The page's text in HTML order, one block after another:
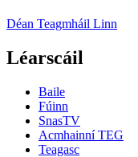
Déan Teagmháil Linn
Léarscáil
Baile
Fúinn
SnasTV
Acmhainní TEG
Teagasc